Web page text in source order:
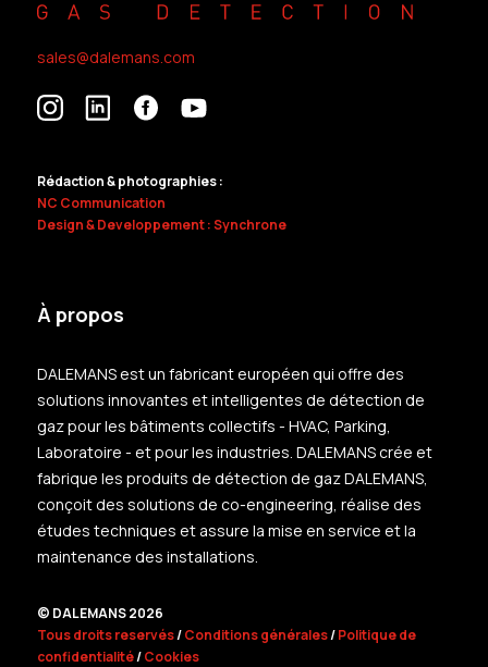
sales@dalemans.com
Rédaction & photographies :
NC Communication
Design & Developpement : Synchrone
À propos
DALEMANS est un fabricant européen qui offre des
solutions innovantes et intelligentes de détection de
gaz pour les bâtiments collectifs - HVAC, Parking,
Laboratoire - et pour les industries. DALEMANS crée et
fabrique les produits de détection de gaz DALEMANS,
conçoit des solutions de co-engineering, réalise des
études techniques et assure la mise en service et la
maintenance des installations.
© DALEMANS 2026
Tous droits reservés/Conditions générales/Politique de
confidentialité/Cookies